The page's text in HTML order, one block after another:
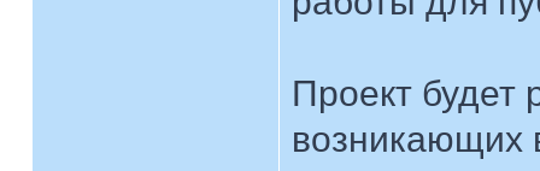
Проект будет
возникающих